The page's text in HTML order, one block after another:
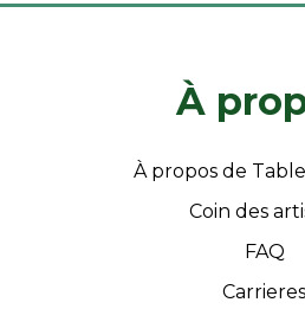
À
À propos de
Coin des
FAQ
Carrieres